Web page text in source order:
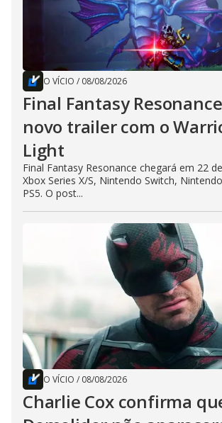
O VÍCIO / 08/08/2026
Final Fantasy
novo trailer com o
Light
Final Fantasy Resonance chegará em 22
Xbox Series X/S, Nintendo Switch,
PS5. O post...
O VÍCIO / 08/08/2026
Charlie Cox confirma